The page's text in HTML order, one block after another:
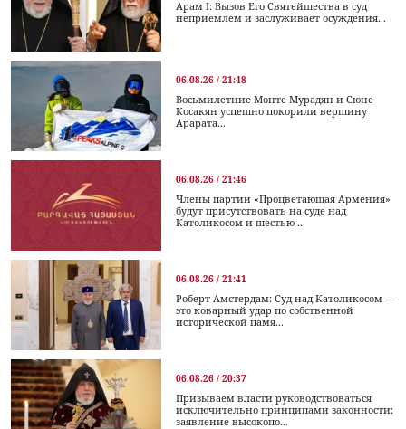
Арам I: Вызов Его Святейшества в суд
неприемлем и заслуживает осуждения...
06.08.26 / 21:48
Восьмилетние Монте Мурадян и Сюне
Косакян успешно покорили вершину
Арарата...
06.08.26 / 21:46
Члены партии «Процветающая Армения»
будут присутствовать на суде над
Католикосом и шестью ...
06.08.26 / 21:41
Роберт Амстердам: Суд над Католикосом —
это коварный удар по собственной
исторической памя...
06.08.26 / 20:37
Призываем власти руководствоваться
исключительно принципами законности:
заявление высокопо...